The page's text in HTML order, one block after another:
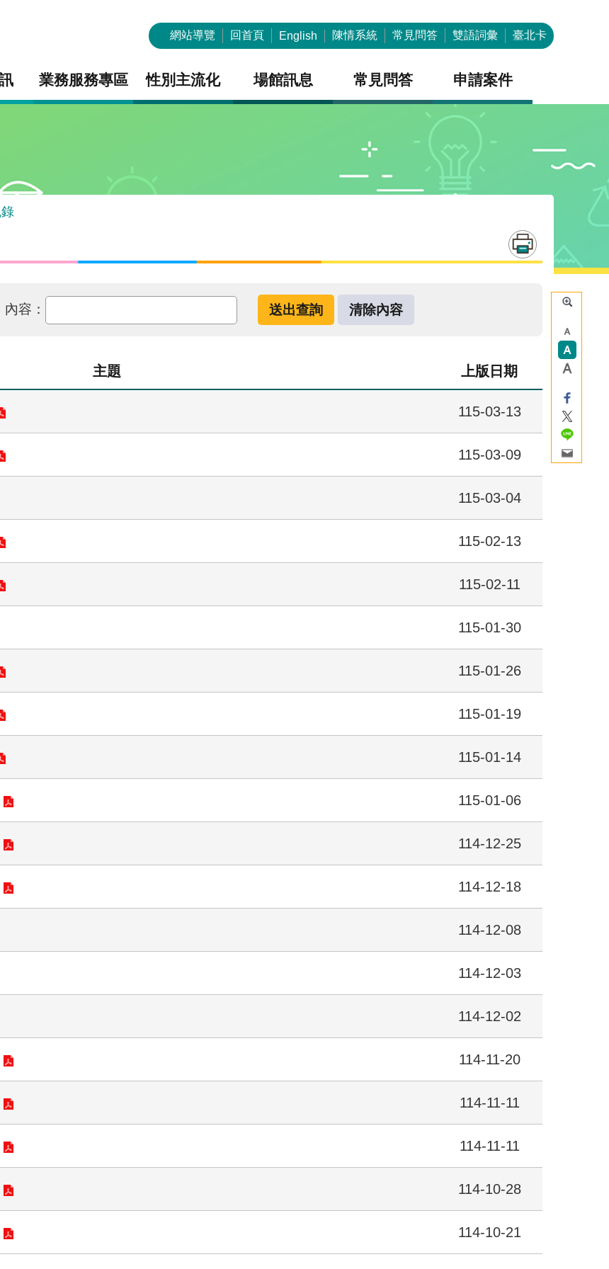
網站導覽 回首頁 English 陳情系統 常見問答 雙語詞彙 臺北卡
業務服務專區 性別主流化 場館訊息 常見問答 申請案件
內容：
主題 上版日期
115-03-13
115-03-09
115-03-04
115-02-13
115-02-11
115-01-30
115-01-26
115-01-19
115-01-14
115-01-06
114-12-25
114-12-18
114-12-08
114-12-03
114-12-02
114-11-20
114-11-11
114-11-11
114-10-28
114-10-21